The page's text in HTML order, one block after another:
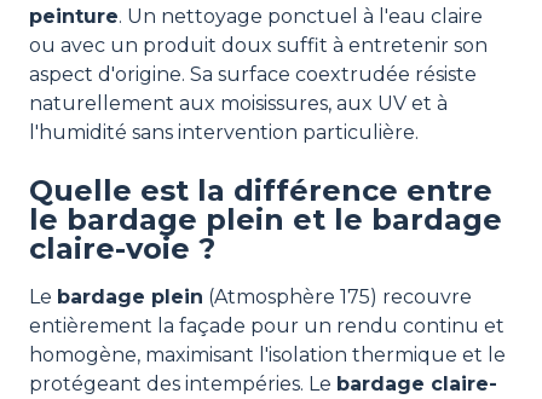
peinture. Un nettoyage ponctuel à l'eau claire
ou avec un produit doux suffit à entretenir son
aspect d'origine. Sa surface coextrudée résiste
naturellement aux moisissures, aux UV et à
l'humidité sans intervention particulière.
Quelle est la différence entre
le bardage plein et le bardage
claire-voie ?
Le bardage plein (Atmosphère 175) recouvre
entièrement la façade pour un rendu continu et
homogène, maximisant l'isolation thermique et le
protégeant des intempéries. Le bardage claire-